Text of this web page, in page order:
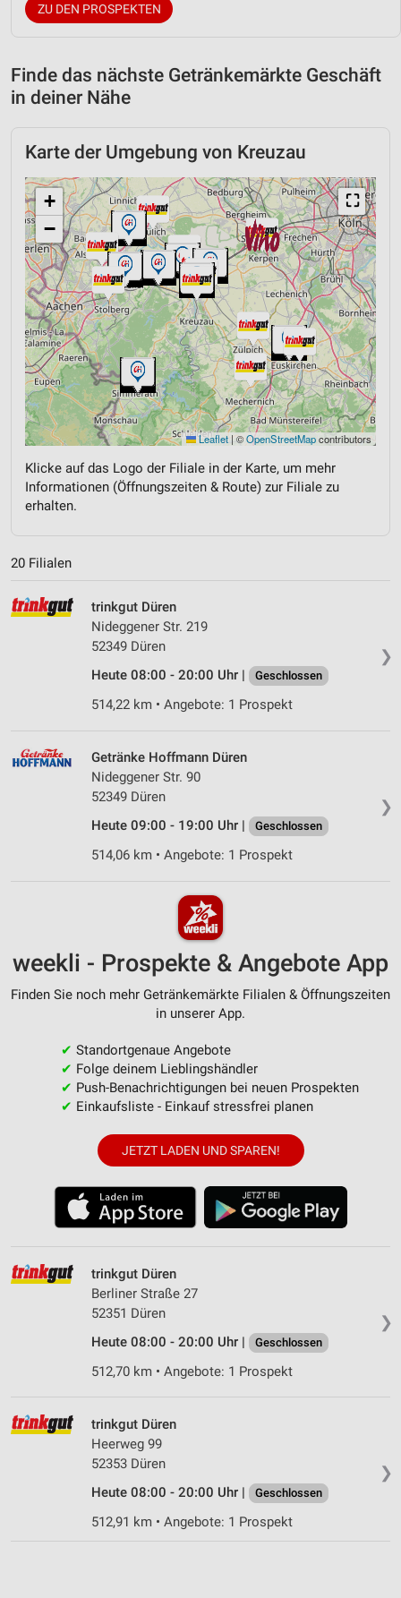
ZU DEN PROSPEKTEN
Finde das nächste Getränkemärkte Geschäft
in deiner Nähe
Karte der Umgebung von Kreuzau
⛶
+
−
Leaflet | ©OpenStreetMapcontributors
Klicke auf das Logo der Filiale in der Karte, um mehr
Informationen (Öffnungszeiten & Route) zur Filiale zu
erhalten.
20 Filialen
❯
trinkgut Düren
Nideggener Str. 219
52349 Düren
Heute 08:00 - 20:00 Uhr |
Geschlossen
514,22 km • Angebote: 1 Prospekt
❯
Getränke Hoffmann Düren
Nideggener Str. 90
52349 Düren
Heute 09:00 - 19:00 Uhr |
Geschlossen
514,06 km • Angebote: 1 Prospekt
weekli - Prospekte & Angebote App
Finden Sie noch mehr Getränkemärkte Filialen & Öffnungszeiten
in unserer App.
✔ Standortgenaue Angebote
✔ Folge deinem Lieblingshändler
✔ Push-Benachrichtigungen bei neuen Prospekten
✔ Einkaufsliste - Einkauf stressfrei planen
JETZT LADEN UND SPAREN!
❯
trinkgut Düren
Berliner Straße 27
52351 Düren
Heute 08:00 - 20:00 Uhr |
Geschlossen
512,70 km • Angebote: 1 Prospekt
❯
trinkgut Düren
Heerweg 99
52353 Düren
Heute 08:00 - 20:00 Uhr |
Geschlossen
512,91 km • Angebote: 1 Prospekt